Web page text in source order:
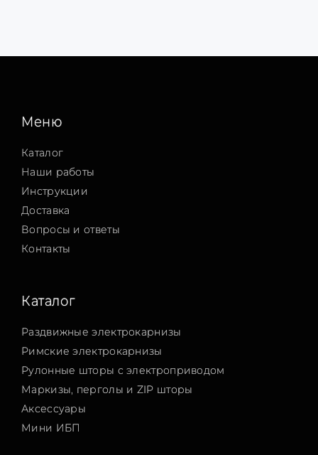
Меню
Каталог
Наши работы
Инструкции
Доставка
Вопросы и ответы
Контакты
Каталог
Раздвижные электрокарнизы
Римские электрокарнизы
Рулонные шторы с электроприводом
Маркизы, перголы и ZIP шторы
Аксессуары
Мини ИБП